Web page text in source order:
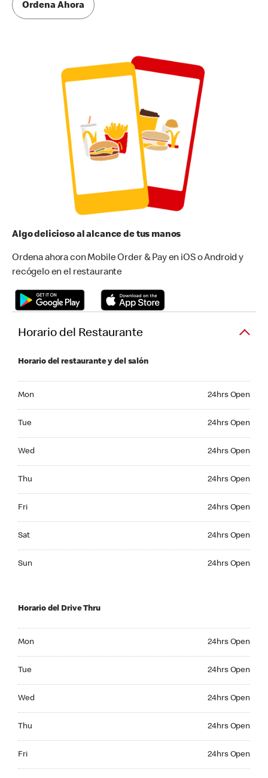
Ordena Ahora
Algo delicioso al alcance de tus manos
Ordena ahora con Mobile Order & Pay en iOS o Android y
recógelo en el restaurante
Horario del Restaurante
Horario del restaurante y del salón
Mon 24hrs Open
Tue 24hrs Open
Wed 24hrs Open
Thu 24hrs Open
Fri 24hrs Open
Sat 24hrs Open
Sun 24hrs Open
Horario del Drive Thru
Mon 24hrs Open
Tue 24hrs Open
Wed 24hrs Open
Thu 24hrs Open
Fri 24hrs Open